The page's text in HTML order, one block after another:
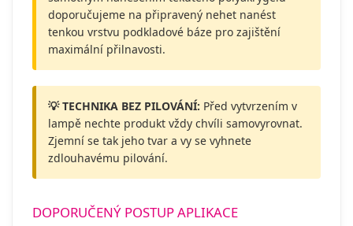
doporučujeme na připravený nehet nanést
tenkou vrstvu podkladové báze pro zajištění
maximální přilnavosti.
💡 TECHNIKA BEZ PILOVÁNÍ: Před vytvrzením v
lampě nechte produkt vždy chvíli samovyrovnat.
Zjemní se tak jeho tvar a vy se vyhnete
zdlouhavému pilování.
DOPORUČENÝ POSTUP APLIKACE